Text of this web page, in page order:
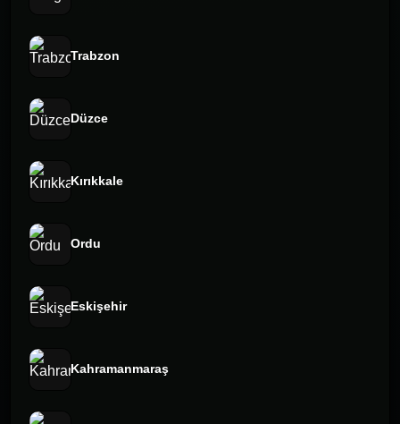
Trabzon
Düzce
Kırıkkale
Ordu
Eskişehir
Kahramanmaraş